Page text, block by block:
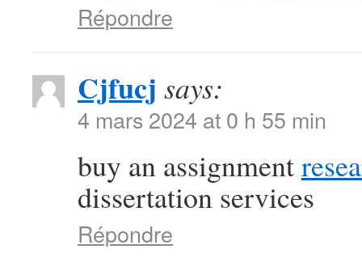
Répondre
Cjfucj says:
4 mars 2024 at 0 h 55 min
buy an assignment
dissertation services
Répondre